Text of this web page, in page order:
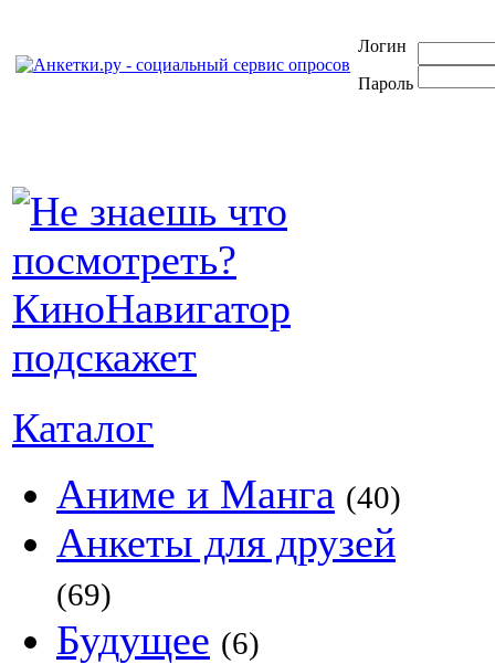
Логин
Пароль
Каталог
Аниме и Манга (40)
Анкеты для друзей
(69)
Будущее (6)